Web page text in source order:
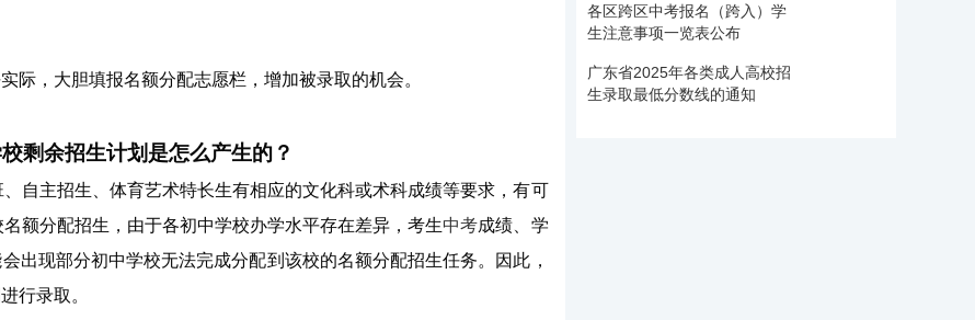
际，大胆填报名额分配志愿栏，增加被录取的机会。
剩余招生计划是怎么产生的？
自主招生、体育艺术特长生有相应的文化科或术科成绩等要求，有可
额分配招生，由于各初中学校办学水平存在差异，考生中考成绩、学
出现部分初中学校无法完成分配到该校的名额分配招生任务。因此，
行录取。
各区跨区中考报名（跨入）学
生注意事项一览表公布
广东省2025年各类成人高校招
生录取最低分数线的通知